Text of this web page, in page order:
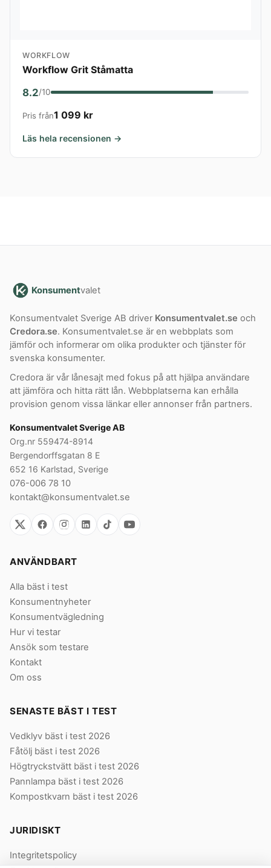
WORKFLOW
Workflow Grit Ståmatta
8.2/10
Pris från1 099 kr
Läs hela recensionen →
Konsumentvalet
Konsumentvalet Sverige AB driver Konsumentvalet.se och
Credora.se. Konsumentvalet.se är en webbplats som
jämför och informerar om olika produkter och tjänster för
svenska konsumenter.
Credora är vår lånesajt med fokus på att hjälpa användare
att jämföra och hitta rätt lån. Webbplatserna kan erhålla
provision genom vissa länkar eller annonser från partners.
Konsumentvalet Sverige AB
Org.nr 559474-8914
Bergendorffsgatan 8 E
652 16 Karlstad, Sverige
076-006 78 10
kontakt@konsumentvalet.se
ANVÄNDBART
Alla bäst i test
Konsumentnyheter
Konsumentvägledning
Hur vi testar
Ansök som testare
Kontakt
Om oss
SENASTE BÄST I TEST
Vedklyv bäst i test 2026
Fåtölj bäst i test 2026
Högtryckstvätt bäst i test 2026
Pannlampa bäst i test 2026
Kompostkvarn bäst i test 2026
JURIDISKT
Integritetspolicy